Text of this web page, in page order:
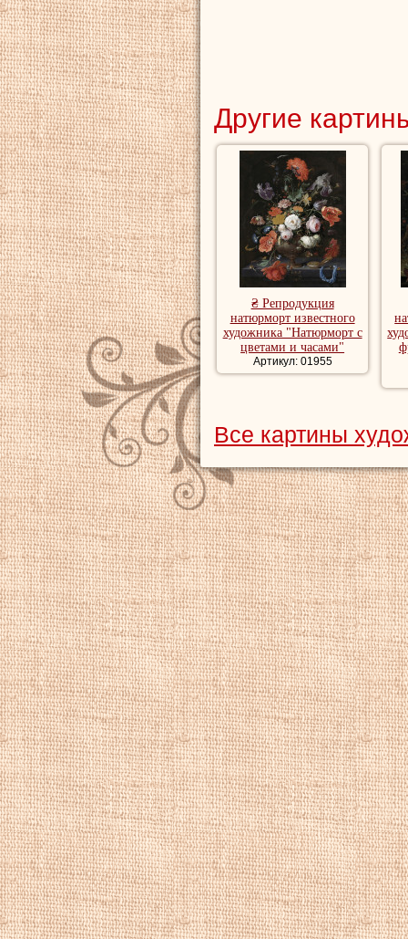
Другие
₴ Репродукция
натюрморт известного
художника "Натюрморт с
цветами и часами"
Артикул: 01955
Все картины